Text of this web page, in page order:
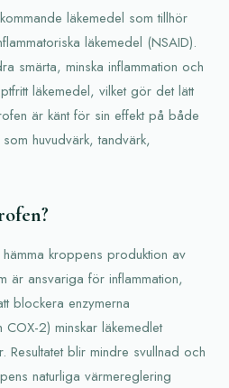
läkemedel som tillhör
läkemedel (NSAID).
smärta, minska inflammation och
läkemedel, vilket gör det lätt
är känt för sin effekt på både
huvudvärk, tandvärk,
kroppens produktion av
är ansvariga för inflammation,
blockera enzymerna
2) minskar läkemedlet
Resultatet blir mindre svullnad och
naturliga värmereglering